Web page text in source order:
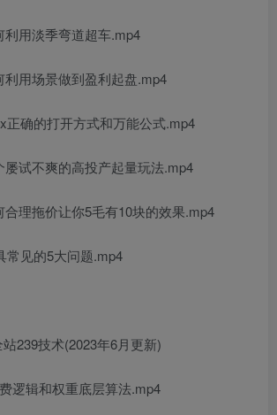
利用淡季弯道超车.mp4
利用场景做到盈利起盘.mp4
正确的打开方式和万能公式.mp4
屡试不爽的高投产起量玩法.mp4
合理拖价让你5毛有10块的效果.mp4
常见的5大问题.mp4
239技术(2023年6月更新)
逻辑和权重底层算法.mp4